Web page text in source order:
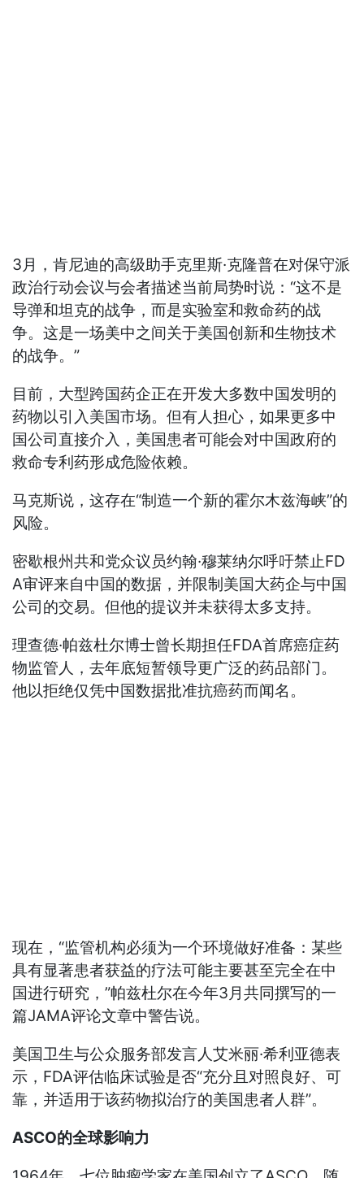
3月，肯尼迪的高级助手克里斯·克隆普在对保守派
政治行动会议与会者描述当前局势时说：“这不是
导弹和坦克的战争，而是实验室和救命药的战
争。这是一场美中之间关于美国创新和生物技术
的战争。”
目前，大型跨国药企正在开发大多数中国发明的
药物以引入美国市场。但有人担心，如果更多中
国公司直接介入，美国患者可能会对中国政府的
救命专利药形成危险依赖。
马克斯说，这存在“制造一个新的霍尔木兹海峡”的
风险。
密歇根州共和党众议员约翰·穆莱纳尔呼吁禁止FD
A审评来自中国的数据，并限制美国大药企与中国
公司的交易。但他的提议并未获得太多支持。
理查德·帕兹杜尔博士曾长期担任FDA首席癌症药
物监管人，去年底短暂领导更广泛的药品部门。
他以拒绝仅凭中国数据批准抗癌药而闻名。
现在，“监管机构必须为一个环境做好准备：某些
具有显著患者获益的疗法可能主要甚至完全在中
国进行研究，”帕兹杜尔在今年3月共同撰写的一
篇JAMA评论文章中警告说。
美国卫生与公众服务部发言人艾米丽·希利亚德表
示，FDA评估临床试验是否“充分且对照良好、可
靠，并适用于该药物拟治疗的美国患者人群”。
ASCO的全球影响力